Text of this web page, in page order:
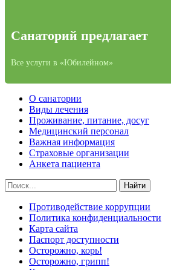
Санаторий предлагает
Все услуги в «Юбилейном»
О санатории
Виды лечения
Проживание, питание, досуг
Медицинский персонал
Важная информация
Страховые организации
Анкета пациента
Противодействие коррупции
Политика конфиденциальности
Карта сайта
Паспорт доступности
Осторожно, корь!
Осторожно, грипп!